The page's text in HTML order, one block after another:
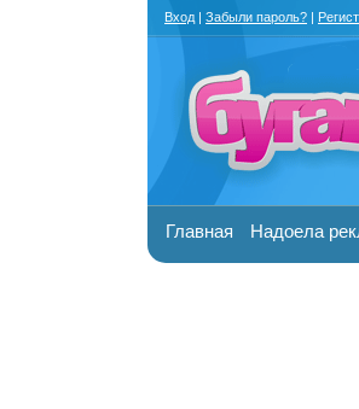
Вход | Забыли пароль? |
Главная Надоела